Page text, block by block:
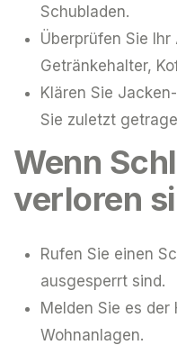
Schubladen.
Überprüfen Sie
Getränkehalter,
Klären Sie
Sie zuletzt
Wenn
verloren
Rufen Sie einen
ausgesperrt sind.
Melden Sie es
Wohnanlagen.